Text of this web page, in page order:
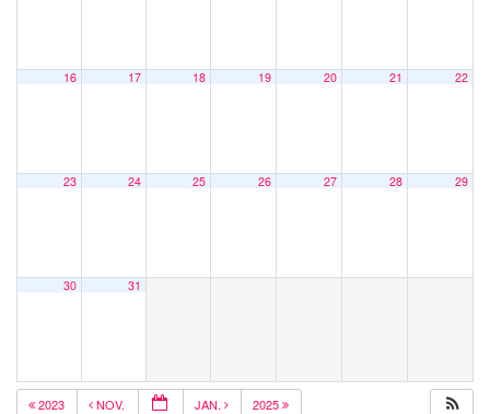
16 17 18 19 20 21 22
23 24 25 26 27 28 29
30 31
2023 NOV. JAN. 2025